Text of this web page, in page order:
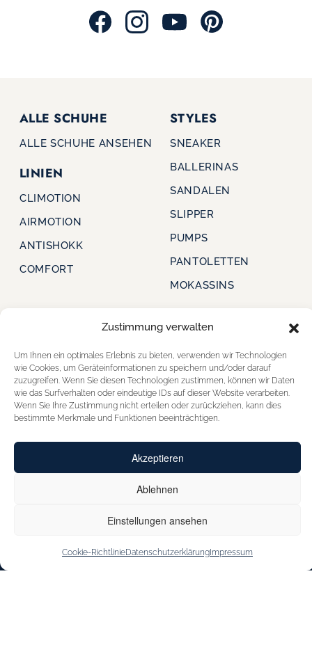
Zustimmung verwalten
Um Ihnen ein optimales Erlebnis zu bieten, verwenden wir Technologien
wie Cookies, um Geräteinformationen zu speichern und/oder darauf
zuzugreifen. Wenn Sie diesen Technologien zustimmen, können wir Daten
wie das Surfverhalten oder eindeutige IDs auf dieser Website verarbeiten.
Wenn Sie Ihre Zustimmung nicht erteilen oder zurückziehen, kann dies
bestimmte Merkmale und Funktionen beeinträchtigen.
Akzeptieren
Ablehnen
Einstellungen ansehen
Cookie-RichtlinieDatenschutzerklärung Impressum
ALLE SCHUHE
ALLE SCHUHE ANSEHEN
LINIEN
CLIMOTION
AIRMOTION
ANTISHOKK
COMFORT
STYLES
SNEAKER
BALLERINAS
SANDALEN
SLIPPER
PUMPS
PANTOLETTEN
MOKASSINS
STARTSEITE
INSPIRATION
CAPRICE
FÜR HÄNDLER
MESSEN
VERTRETUNGEN
SHOE OUTLET